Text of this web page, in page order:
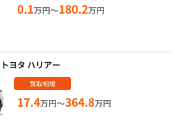
0.1万円～180.2万円
トヨタ ハリアー
買取相場
17.4万円～364.8万円